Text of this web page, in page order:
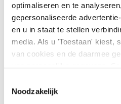
optimaliseren en te
gepersonaliseerde
en u in staat te stellen
media. Als u 'Toestaan' kiest,
van cookies en de daarmee
van persoonlijke gegevens.
kunt te allen tijde uw
instemming intrekken op de
Noodzakelijk
Nog geen klant?
Leeshiermeer over onze
producten en